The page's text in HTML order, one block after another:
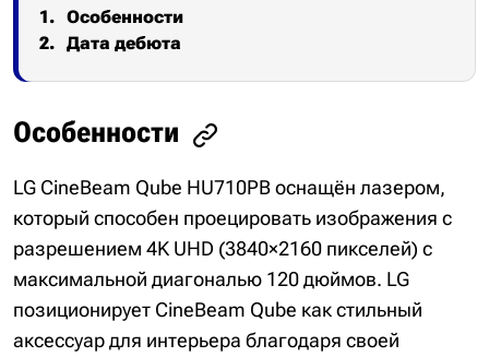
Особенности
Дата дебюта
Особенности
LG CineBeam Qube HU710PB оснащён лазером,
который способен проецировать изображения с
разрешением 4K UHD (3840×2160 пикселей) с
максимальной диагональю 120 дюймов. LG
позиционирует CineBeam Qube как стильный
аксессуар для интерьера благодаря своей